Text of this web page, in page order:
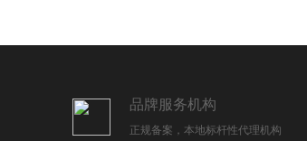
品牌服务机构
正规备案，本地标杆性代理机构